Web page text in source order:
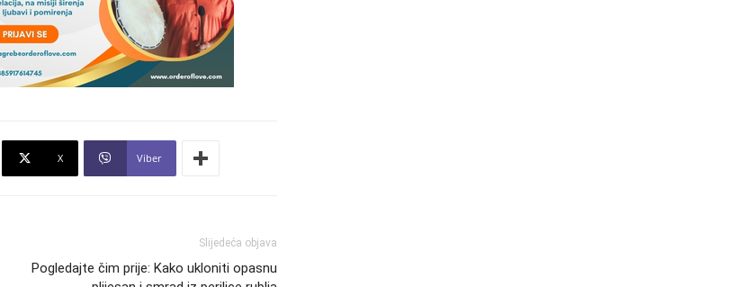
X Viber
Slijedeća objava
Pogledajte čim prije: Kako ukloniti opasnu